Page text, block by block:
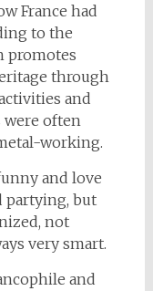
France had
to the
promotes
through
and
were often
working.
and love
partying, but
not
very smart.
and